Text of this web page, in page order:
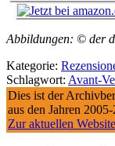
Abbildungen: © der
Kategorie:
Schlagwort: Avant-
Dies ist der
aus den Jahren
Zur aktuellen